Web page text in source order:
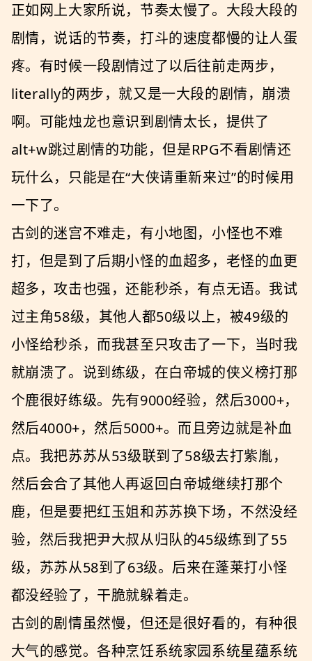
正如网上大家所说，节奏太慢了。大段大段的
剧情，说话的节奏，打斗的速度都慢的让人蛋
疼。有时候一段剧情过了以后往前走两步，
literally的两步，就又是一大段的剧情，崩溃
啊。可能烛龙也意识到剧情太长，提供了
alt+w跳过剧情的功能，但是RPG不看剧情还
玩什么，只能是在“大侠请重新来过”的时候用
一下了。
古剑的迷宫不难走，有小地图，小怪也不难
打，但是到了后期小怪的血超多，老怪的血更
超多，攻击也强，还能秒杀，有点无语。我试
过主角58级，其他人都50级以上，被49级的
小怪给秒杀，而我甚至只攻击了一下，当时我
就崩溃了。说到练级，在白帝城的侠义榜打那
个鹿很好练级。先有9000经验，然后3000+，
然后4000+，然后5000+。而且旁边就是补血
点。我把苏苏从53级联到了58级去打紫胤，
然后会合了其他人再返回白帝城继续打那个
鹿，但是要把红玉姐和苏苏换下场，不然没经
验，然后我把尹大叔从归队的45级练到了55
级，苏苏从58到了63级。后来在蓬莱打小怪
都没经验了，干脆就躲着走。
古剑的剧情虽然慢，但还是很好看的，有种很
大气的感觉。各种烹饪系统家园系统星蕴系统